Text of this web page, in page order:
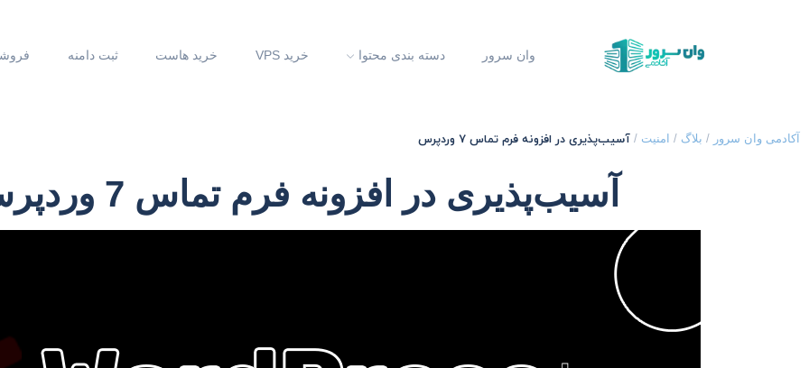
وان سرور دسته بندی محتوا خرید VPS خرید هاست ثبت دامنه
آکادمی وان سرور / بلاگ / امنیت / آسیب‌پذیری در افزونه فرم تماس 7 وردپرس
آسیب‌پذیری در افزونه فرم تماس 7 وردپرس